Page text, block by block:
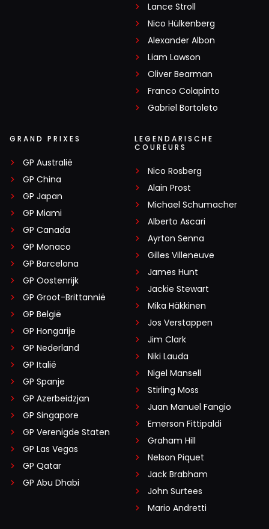
Lance Stroll
Nico Hülkenberg
Alexander Albon
Liam Lawson
Oliver Bearman
Franco Colapinto
Gabriel Bortoleto
GRAND PRIXES
GP Australië
GP China
GP Japan
GP Miami
GP Canada
GP Monaco
GP Barcelona
GP Oostenrijk
GP Groot-Brittannië
GP België
GP Hongarije
GP Nederland
GP Italië
GP Spanje
GP Azerbeidzjan
GP Singapore
GP Verenigde Staten
GP Las Vegas
GP Qatar
GP Abu Dhabi
LEGENDARISCHE
COUREURS
Nico Rosberg
Alain Prost
Michael Schumacher
Alberto Ascari
Ayrton Senna
Gilles Villeneuve
James Hunt
Jackie Stewart
Mika Häkkinen
Jos Verstappen
Jim Clark
Niki Lauda
Nigel Mansell
Stirling Moss
Juan Manuel Fangio
Emerson Fittipaldi
Graham Hill
Nelson Piquet
Jack Brabham
John Surtees
Mario Andretti